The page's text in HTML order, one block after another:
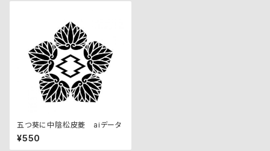
五つ葵に中陰松皮菱 aiデータ
¥550